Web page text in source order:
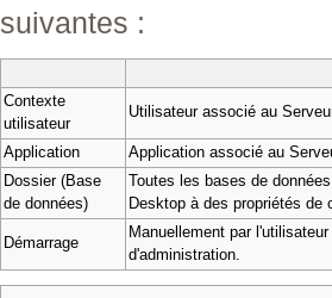
suivantes :
Contexte
utilisateur
Utilisateur associé au
Application
Application associé au
Dossier (Base
de données)
Toutes les bases de
Desktop à des propriétés de
Démarrage
Manuellement par
d'administration.